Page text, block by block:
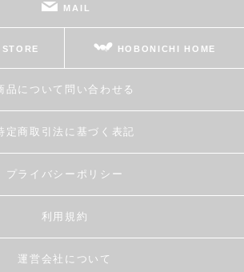
MAIL
HOBONICHI HOME
品について問い合わせる
定商取引法に基づく表記
プライバシーポリシー
利用規約
運営会社について